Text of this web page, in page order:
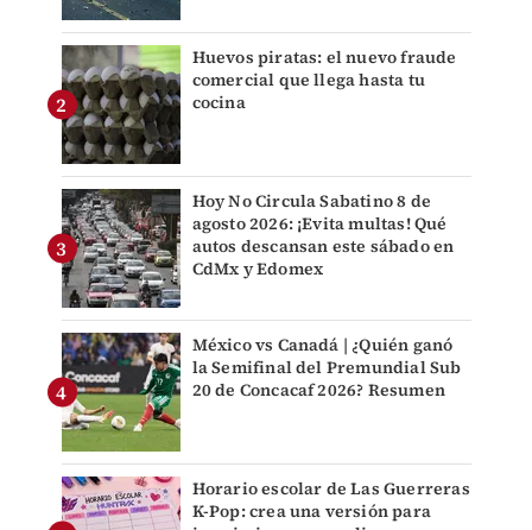
Huevos piratas: el nuevo fraude
comercial que llega hasta tu
cocina
Hoy No Circula Sabatino 8 de
agosto 2026: ¡Evita multas! Qué
autos descansan este sábado en
CdMx y Edomex
México vs Canadá | ¿Quién ganó
la Semifinal del Premundial Sub
20 de Concacaf 2026? Resumen
Horario escolar de Las Guerreras
K-Pop: crea una versión para